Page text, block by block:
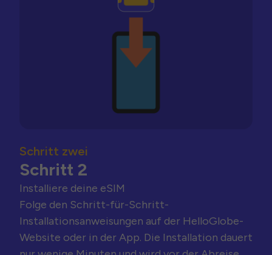
Schritt zwei
Schritt 2
Installiere deine eSIM
Folge den Schritt-für-Schritt-
Installationsanweisungen auf der HelloGlobe-
Website oder in der App. Die Installation dauert